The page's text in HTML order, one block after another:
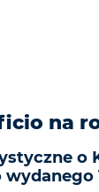
na
o